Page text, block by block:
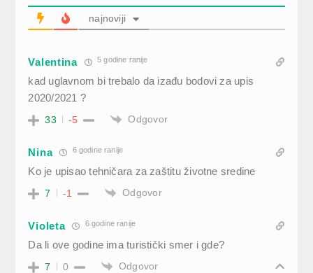
najnoviji
Valentina 5 godine ranije
kad uglavnom bi trebalo da izađu bodovi za upis
2020/2021 ?
33 -5 Odgovor
Nina 6 godine ranije
Ko je upisao tehničara za zaštitu životne sredine
7 -1 Odgovor
Violeta 6 godine ranije
Da li ove godine ima turistički smer i gde?
7 0 Odgovor